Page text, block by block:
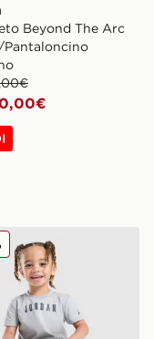
Beyond The Arc
Pantaloncino
All Over Print T-